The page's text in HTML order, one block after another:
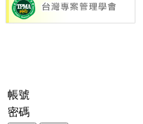
帳號
密碼